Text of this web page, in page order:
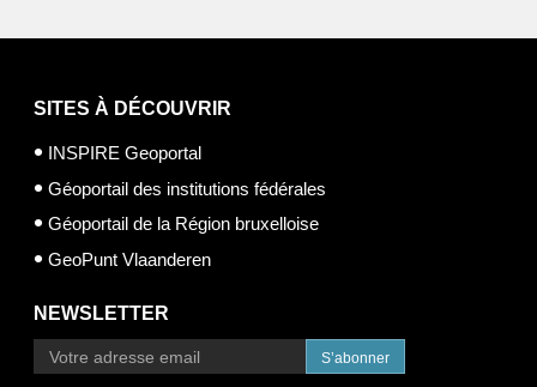
SITES À DÉCOUVRIR
INSPIRE Geoportal
Géoportail des institutions fédérales
Géoportail de la Région bruxelloise
GeoPunt Vlaanderen
NEWSLETTER
S’abonner